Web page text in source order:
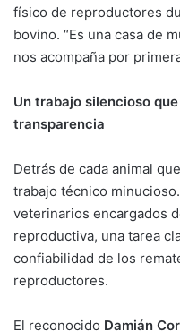
físico de reproductores
bovino. “Es una casa de
nos acompaña por
Un trabajo silencioso
transparencia
Detrás de cada animal
trabajo técnico
veterinarios encargados
reproductiva, una tarea
confiabilidad de los
reproductores.
El reconocido Damián